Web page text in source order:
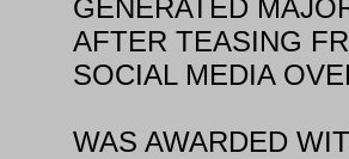
GENERATED
AFTER TEASING
SOCIAL MEDIA
WAS AWARDED